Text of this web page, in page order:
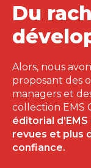
Du
Alors, nous
proposant des
managers et
collection EMS
éditorial
revues et plus
confiance.